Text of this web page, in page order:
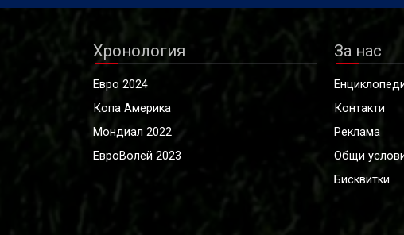
Хронология
Евро 2024
Копа Америка
Мондиал 2022
ЕвроВолей 2023
За нас
Контакти
Реклама
Общи
Бисквитки